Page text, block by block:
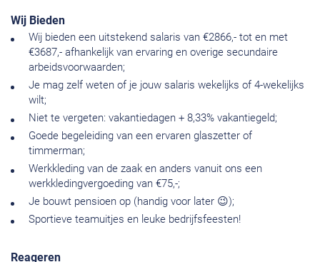
Wij Bieden
Wij bieden een uitstekend salaris van €2866,- tot en met
€3687,- afhankelijk van ervaring en overige secundaire
arbeidsvoorwaarden;
Je mag zelf weten of je jouw salaris wekelijks of 4-wekelijks
wilt;
Niet te vergeten: vakantiedagen + 8,33% vakantiegeld;
Goede begeleiding van een ervaren glaszetter of
timmerman;
Werkkleding van de zaak en anders vanuit ons een
werkkledingvergoeding van €75,-;
Je bouwt pensioen op (handig voor later 😉);
Sportieve teamuitjes en leuke bedrijfsfeesten!
Reageren